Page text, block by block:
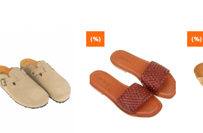
(%) (%)